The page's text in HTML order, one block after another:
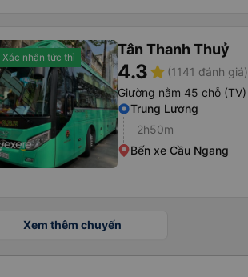
Xác nhận tức thì Tân Thanh Thuỷ
4.3star (1141 đánh giá)
Giường nằm 45 chỗ (TV)
Trung Lương
2h50m
Bến xe Cầu Ngang
Xem thêm chuyến